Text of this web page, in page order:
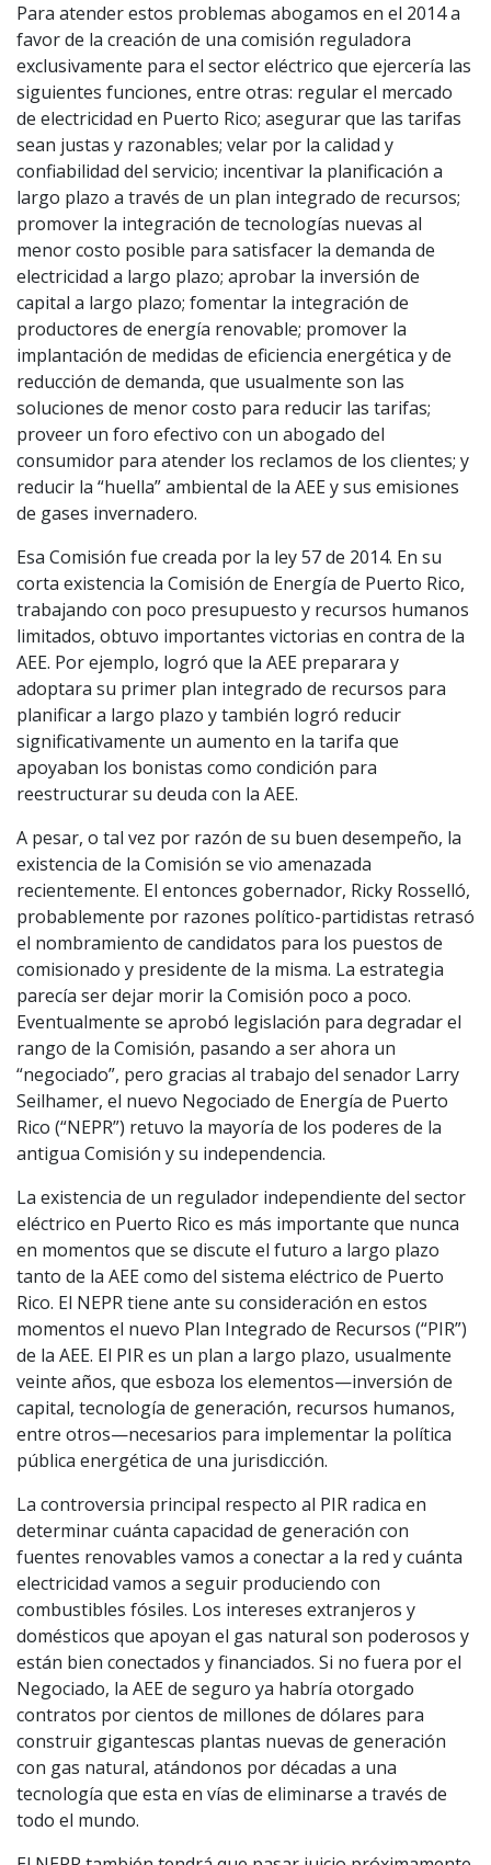
Para atender estos problemas abogamos en el 2014 a
favor de la creación de una comisión reguladora
exclusivamente para el sector eléctrico que ejercería las
siguientes funciones, entre otras: regular el mercado
de electricidad en Puerto Rico; asegurar que las tarifas
sean justas y razonables; velar por la calidad y
confiabilidad del servicio; incentivar la planificación a
largo plazo a través de un plan integrado de recursos;
promover la integración de tecnologías nuevas al
menor costo posible para satisfacer la demanda de
electricidad a largo plazo; aprobar la inversión de
capital a largo plazo; fomentar la integración de
productores de energía renovable; promover la
implantación de medidas de eficiencia energética y de
reducción de demanda, que usualmente son las
soluciones de menor costo para reducir las tarifas;
proveer un foro efectivo con un abogado del
consumidor para atender los reclamos de los clientes; y
reducir la “huella” ambiental de la AEE y sus emisiones
de gases invernadero.
Esa Comisión fue creada por la ley 57 de 2014. En su
corta existencia la Comisión de Energía de Puerto Rico,
trabajando con poco presupuesto y recursos humanos
limitados, obtuvo importantes victorias en contra de la
AEE. Por ejemplo, logró que la AEE preparara y
adoptara su primer plan integrado de recursos para
planificar a largo plazo y también logró reducir
significativamente un aumento en la tarifa que
apoyaban los bonistas como condición para
reestructurar su deuda con la AEE.
A pesar, o tal vez por razón de su buen desempeño, la
existencia de la Comisión se vio amenazada
recientemente. El entonces gobernador, Ricky Rosselló,
probablemente por razones político-partidistas retrasó
el nombramiento de candidatos para los puestos de
comisionado y presidente de la misma. La estrategia
parecía ser dejar morir la Comisión poco a poco.
Eventualmente se aprobó legislación para degradar el
rango de la Comisión, pasando a ser ahora un
“negociado”, pero gracias al trabajo del senador Larry
Seilhamer, el nuevo Negociado de Energía de Puerto
Rico (“NEPR”) retuvo la mayoría de los poderes de la
antigua Comisión y su independencia.
La existencia de un regulador independiente del sector
eléctrico en Puerto Rico es más importante que nunca
en momentos que se discute el futuro a largo plazo
tanto de la AEE como del sistema eléctrico de Puerto
Rico. El NEPR tiene ante su consideración en estos
momentos el nuevo Plan Integrado de Recursos (“PIR”)
de la AEE. El PIR es un plan a largo plazo, usualmente
veinte años, que esboza los elementos—inversión de
capital, tecnología de generación, recursos humanos,
entre otros—necesarios para implementar la política
pública energética de una jurisdicción.
La controversia principal respecto al PIR radica en
determinar cuánta capacidad de generación con
fuentes renovables vamos a conectar a la red y cuánta
electricidad vamos a seguir produciendo con
combustibles fósiles. Los intereses extranjeros y
domésticos que apoyan el gas natural son poderosos y
están bien conectados y financiados. Si no fuera por el
Negociado, la AEE de seguro ya habría otorgado
contratos por cientos de millones de dólares para
construir gigantescas plantas nuevas de generación
con gas natural, atándonos por décadas a una
tecnología que esta en vías de eliminarse a través de
todo el mundo.